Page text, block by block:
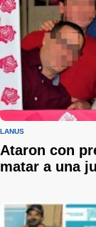
LANÚS
Ataron con
matar a una